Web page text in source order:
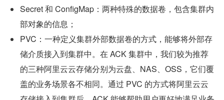
Secret 和 ConfigMap：两种特殊的数据卷，包含集群内
部对象的信息；
PVC：一种定义集群外部数据卷的方式，能够将外部存
储介质接入到集群中。在 ACK 集群中，我们较为推荐
的三种阿里云云存储分别为云盘、NAS、OSS，它们覆
盖的业务场景各不相同。通过 PVC 的方式将阿里云云